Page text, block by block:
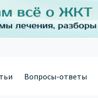
Вопросы-ответы